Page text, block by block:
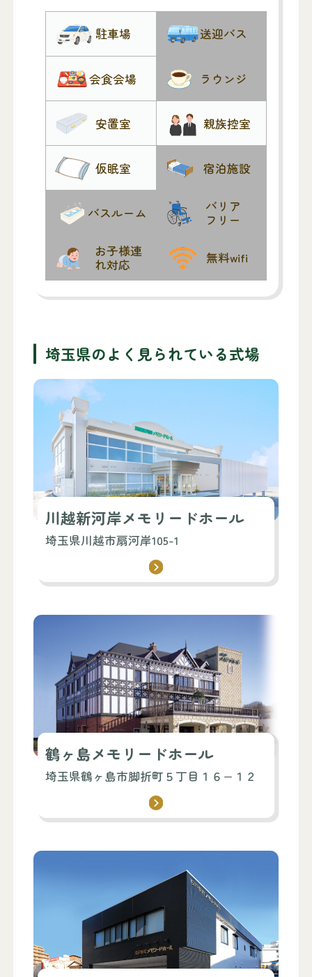
駐車場 送迎バス
会食会場 ラウンジ
安置室 親族控室
仮眠室 宿泊施設
バスルーム
バリア
フリー
お子様連
れ対応
無料wifi
埼玉県のよく見られている式場
川越新河岸メモリードホール
埼玉県川越市扇河岸105-1
鶴ヶ島メモリードホール
埼玉県鶴ヶ島市脚折町５丁目１６−１２